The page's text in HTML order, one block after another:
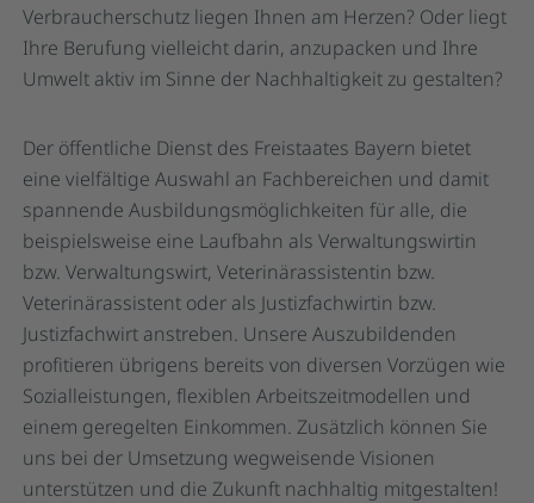
Verbraucherschutz liegen Ihnen am Herzen? Oder liegt
Ihre Berufung vielleicht darin, anzupacken und Ihre
Umwelt aktiv im Sinne der Nachhaltigkeit zu gestalten?
Der öffentliche Dienst des Freistaates Bayern bietet
eine vielfältige Auswahl an Fachbereichen und damit
spannende Ausbildungsmöglichkeiten für alle, die
beispielsweise eine Laufbahn als Verwaltungswirtin
bzw. Verwaltungswirt, Veterinärassistentin bzw.
Veterinärassistent oder als Justizfachwirtin bzw.
Justizfachwirt anstreben. Unsere Auszubildenden
profitieren übrigens bereits von diversen Vorzügen wie
Sozialleistungen, flexiblen Arbeitszeitmodellen und
einem geregelten Einkommen. Zusätzlich können Sie
uns bei der Umsetzung wegweisende Visionen
unterstützen und die Zukunft nachhaltig mitgestalten!